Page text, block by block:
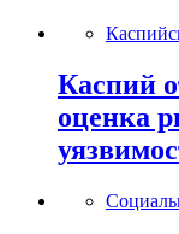
Каспий
оценка